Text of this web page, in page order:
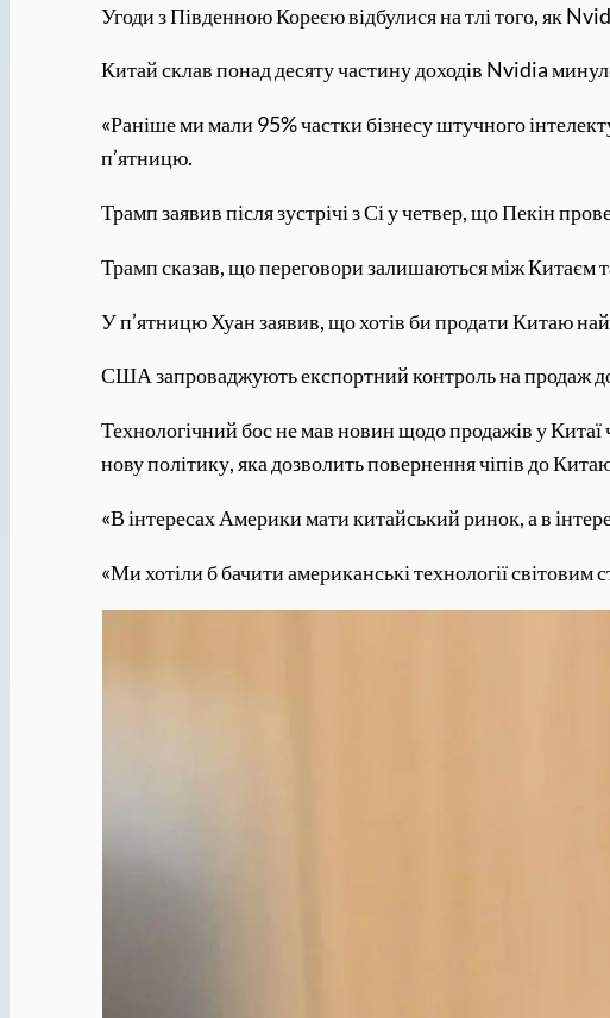
Угоди з Південною Кореєю відбулися на тлі того, як
Китай склав понад десяту частину доходів Nvidia
«Раніше ми мали 95% частки бізнесу штучного
п’ятницю.
Трамп заявив після зустрічі з Сі у четвер, що Пекін
Трамп сказав, що переговори залишаються між Китаєм
У п’ятницю Хуан заявив, що хотів би продати Китаю
США запроваджують експортний контроль на продаж
Технологічний бос не мав новин щодо продажів у Китаї
нову політику, яка дозволить повернення чіпів до
«В інтересах Америки мати китайський ринок, а в
«Ми хотіли б бачити американські технології світовим